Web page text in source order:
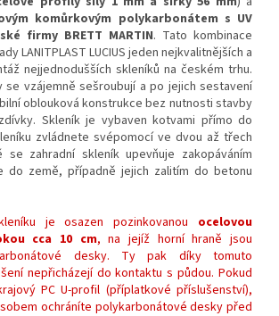
komůrkovým polykarbonátem s UV
firmy BRETT MARTIN. Tato kombinace
LANITPLAST LUCIUS jeden nejkvalitnějších a
nejjednodušších skleníků na českém trhu.
vzájemně sešroubují a po jejich sestavení
oblouková konstrukce bez nutnosti stavby
Skleník je vybaven kotvami přímo do
zvládnete svépomocí ve dvou až třech
se zahradní skleník upevňuje zakopáváním
do země, případně jejich zalitím do betonu
je osazen pozinkovanou ocelovou
cca 10 cm, na jejíž horní hraně jsou
desky. Ty pak díky tomuto
nepřicházejí do kontaktu s půdou. Pokud
PC U-profil (příplatkové příslušenství),
ochráníte polykarbonátové desky před